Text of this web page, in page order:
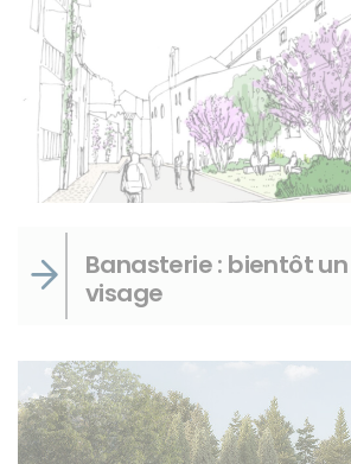
Banasterie : bientôt
visage